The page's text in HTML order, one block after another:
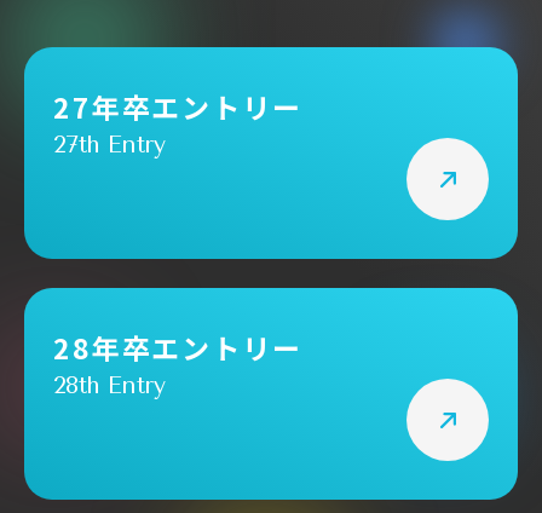
27年卒エントリー
27th Entry
28年卒エントリー
28th Entry